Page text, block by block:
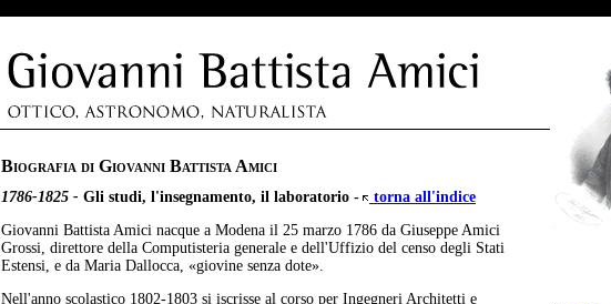
Biografia di Giovanni Battista Amici
1786-1825 - Gli studi, l'insegnamento, il laboratorio -
torna all'indice
Giovanni Battista Amici nacque a Modena il 25 marzo 1786 da Giuseppe Amici
Grossi, direttore della Computisteria generale e dell'Uffizio del censo degli Stati
Estensi, e da Maria Dallocca, «giovine senza dote».
Nell'anno scolastico 1802-1803 si iscrisse al corso per Ingegneri Architetti e